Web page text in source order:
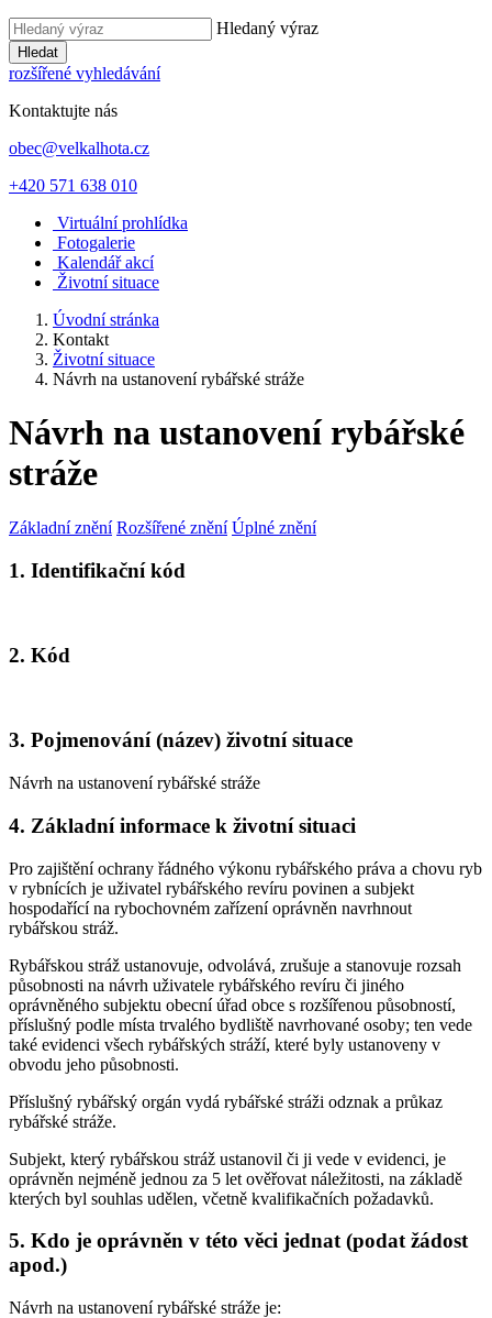
Hledaný výraz
Hledat
rozšířené vyhledávání
Kontaktujte nás
obec@velkalhota.cz
+420 571 638 010
Virtuální prohlídka
Fotogalerie
Kalendář akcí
Životní situace
Úvodní stránka
Kontakt
Životní situace
Návrh na ustanovení rybářské stráže
Návrh na ustanovení rybářské
stráže
Základní znění Rozšířené znění Úplné znění
1. Identifikační kód
2. Kód
3. Pojmenování (název) životní situace
Návrh na ustanovení rybářské stráže
4. Základní informace k životní situaci
Pro zajištění ochrany řádného výkonu rybářského práva a chovu ryb
v rybnících je uživatel rybářského revíru povinen a subjekt
hospodařící na rybochovném zařízení oprávněn navrhnout
rybářskou stráž.
Rybářskou stráž ustanovuje, odvolává, zrušuje a stanovuje rozsah
působnosti na návrh uživatele rybářského revíru či jiného
oprávněného subjektu obecní úřad obce s rozšířenou působností,
příslušný podle místa trvalého bydliště navrhované osoby; ten vede
také evidenci všech rybářských stráží, které byly ustanoveny v
obvodu jeho působnosti.
Příslušný rybářský orgán vydá rybářské stráži odznak a průkaz
rybářské stráže.
Subjekt, který rybářskou stráž ustanovil či ji vede v evidenci, je
oprávněn nejméně jednou za 5 let ověřovat náležitosti, na základě
kterých byl souhlas udělen, včetně kvalifikačních požadavků.
5. Kdo je oprávněn v této věci jednat (podat žádost
apod.)
Návrh na ustanovení rybářské stráže je: